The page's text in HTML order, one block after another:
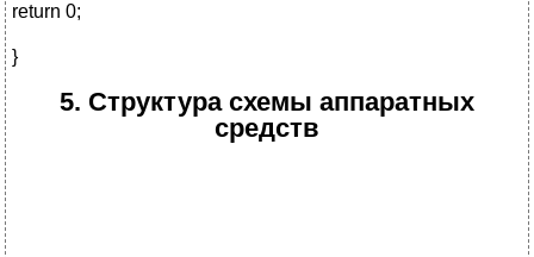
return 0;
}
5. Структура схемы аппаратных
средств